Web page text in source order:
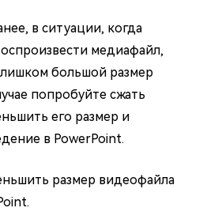
в ситуации, когда
медиафайл,
большой размер
попробуйте сжать
его размер и
в PowerPoint.
размер видеофайла